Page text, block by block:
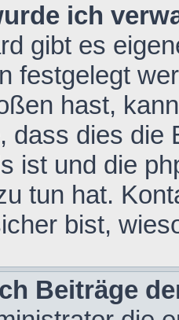
ich
gibt es
festgelegt
hast,
dass dies die
ist und die
tun hat.
bist,
Beiträge